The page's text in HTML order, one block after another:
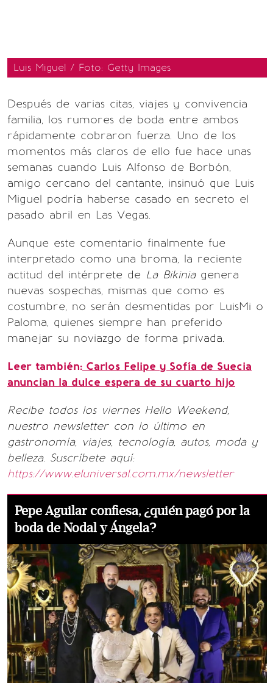
Luis Miguel / Foto: Getty Images
Después de varias citas, viajes y convivencia
familia, los rumores de boda entre ambos
rápidamente cobraron fuerza. Uno de los
momentos más claros de ello fue hace unas
semanas cuando Luis Alfonso de Borbón,
amigo cercano del cantante, insinuó que Luis
Miguel podría haberse casado en secreto el
pasado abril en Las Vegas.
Aunque este comentario finalmente fue
interpretado como una broma, la reciente
actitud del intérprete de La Bikiniagenera
nuevas sospechas, mismas que como es
costumbre, no serán desmentidas por LuisMi o
Paloma, quienes siempre han preferido
manejar su noviazgo de forma privada.
Leer también: Carlos Felipe y Sofía de Suecia
anuncian la dulce espera de su cuarto hijo
Recibe todos los viernes Hello Weekend,
nuestro newsletter con lo último en
gastronomía, viajes, tecnología, autos, moda y
belleza. Suscríbete aquí:
https://www.eluniversal.com.mx/newsletter
Pepe Aguilar confiesa, ¿quién pagó por la
boda de Nodal y Ángela?